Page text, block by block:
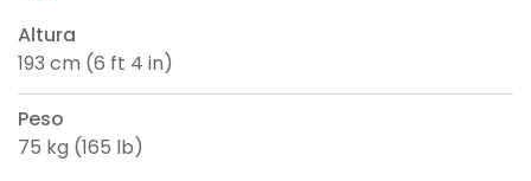
Altura
193 cm (6 ft 4 in)
Peso
75 kg (165 lb)